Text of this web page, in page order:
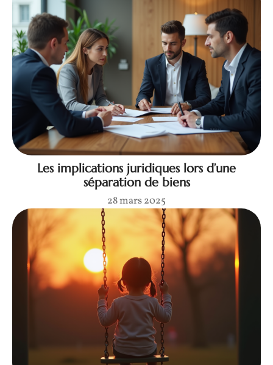
Les implications juridiques lors d’une
séparation de biens
28 mars 2025